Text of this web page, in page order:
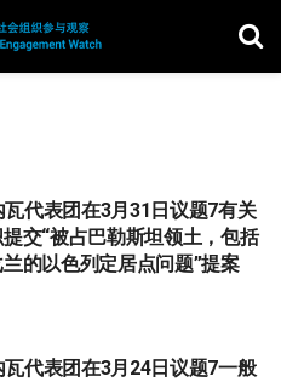
代表团在3月31日议题7有关
交“被占巴勒斯坦领土，包括
的以色列定居点问题”提案
代表团在3月24日议题7一般